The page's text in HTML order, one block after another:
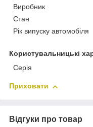
Виробник
Стан
Рік випуску автомобіля
Користувальницькі
Серія
Приховати
Відгуки про товар